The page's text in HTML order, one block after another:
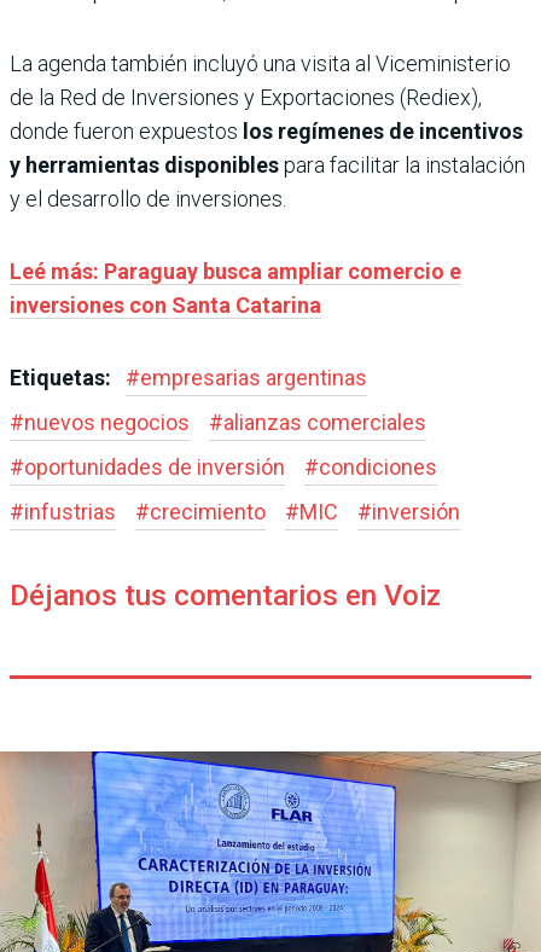
La agenda también incluyó una visita al Viceministerio
de la Red de Inversiones y Exportaciones (Rediex),
donde fueron expuestos los regímenes de incentivos
y herramientas disponiblespara facilitar la instalación
y el desarrollo de inversiones.
Leé más: Paraguay busca ampliar comercio e
inversiones con Santa Catarina
Etiquetas: #empresarias argentinas
#nuevos negocios #alianzas comerciales
#oportunidades de inversión #condiciones
#infustrias #crecimiento #MIC #inversión
Déjanos tus comentarios en Voiz